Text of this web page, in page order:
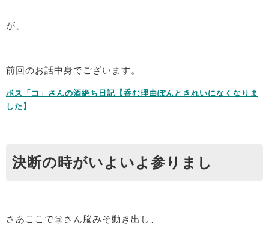
が、
前回のお話中身でございます。
ボス「コ」さんの酒絶ち日記【呑む理由ぽんときれいになくなりま
した】
決断の時がいよいよ参りまし
さあここで㋙さん脳みそ動き出し、